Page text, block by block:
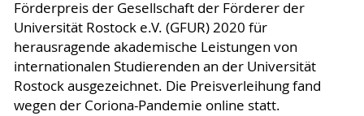
Förderpreis der Gesellschaft der Förderer der
Universität Rostock e.V. (GFUR) 2020 für
herausragende akademische Leistungen von
internationalen Studierenden an der Universität
Rostock ausgezeichnet. Die Preisverleihung fand
wegen der Coriona-Pandemie online statt.